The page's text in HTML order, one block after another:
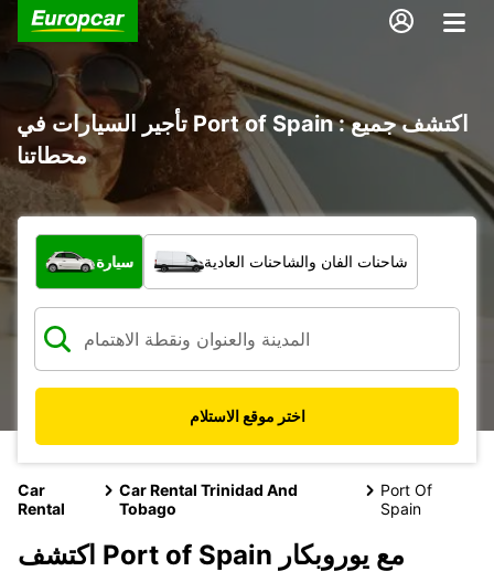
تأجير السيارات في Port of Spain : اكتشف جميع
محطاتنا
ما نوع المركبة؟
سيارة شاحنات الفان والشاحنات العادية
اختر موقع الاستلام
Car
Rental
Car Rental Trinidad And
Tobago
Port Of
Spain
اكتشف Port of Spain مع يوروبكار